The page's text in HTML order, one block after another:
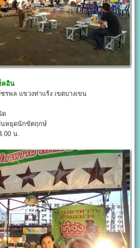
คอิน
รพล แขวงท่าแร้ง เขตบางเขน
ด
นหยุดนักขัตฤกษ์
น.